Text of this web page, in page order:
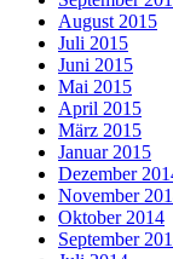
August 2015
Juli 2015
Juni 2015
Mai 2015
April 2015
März 2015
Januar 2015
Dezember
November
Oktober 2014
September